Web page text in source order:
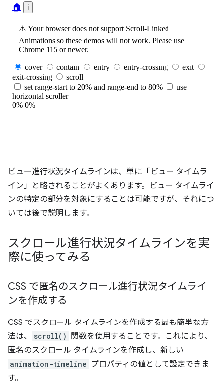
ビュー進行状況タイムラインは、単に「ビュー タイムラ
イン」と略されることがよくあります。ビュー タイムライ
ンの特定の部分を対象にすることは可能ですが、それにつ
いては後で説明します。
スクロール進行状況タイムラインを実
際に使ってみる
CSS で匿名のスクロール進行状況タイムライ
ンを作成する
CSS でスクロール タイムラインを作成する最も簡単な方
法は、
scroll()
関数を使用することです。これにより、
匿名のスクロール タイムラインを作成し、新しい
animation-timeline プロパティの値として設定できま
す。